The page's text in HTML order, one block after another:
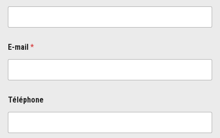
E-mail *
é
l
p
Téléphone